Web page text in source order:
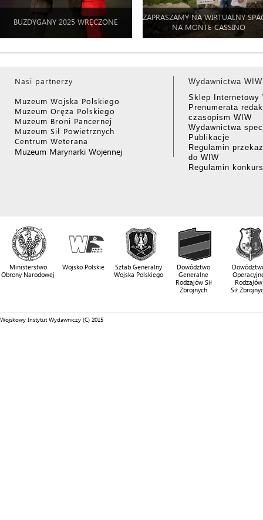
BUZDYGANY 2025 WRĘCZONE
ZAPRASZAMY NA WIRTUALNY
NA MONTE CASSINO
Nasi partnerzy
Muzeum Wojska Polskiego
Muzeum Oręża Polskiego
Muzeum Broni Pancernej
Muzeum Sił Powietrznych
Centrum Weterana
Muzeum Marynarki Wojennej
Wydawnictwa WIW
Sklep Internetowy
Prenumerata
czasopism WIW
Wydawnictwa
Publikacje
Regulamin
do WIW
Regulamin
Ministerstwo
Obrony Narodowej
Wojsko Polskie
Sztab Generalny
Wojska Polskiego
Dowództwo
Generalne
Rodzajów Sił
Zbrojnych
Rodzajów
Sił
Wojskowy Instytut Wydawniczy (C) 2015